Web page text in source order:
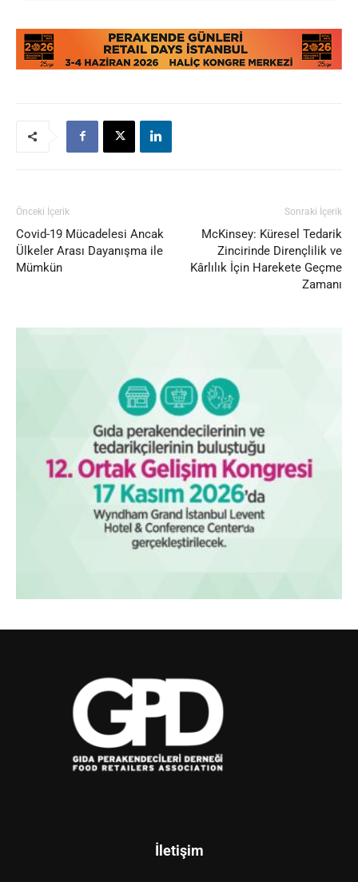
Önceki İçerik
Covid-19 Mücadelesi Ancak
Ülkeler Arası Dayanışma ile
Mümkün
Sonraki İçerik
McKinsey: Küresel Tedarik
Zincirinde Dirençlilik ve
Kârlılık İçin Harekete Geçme
Zamanı
İletişim